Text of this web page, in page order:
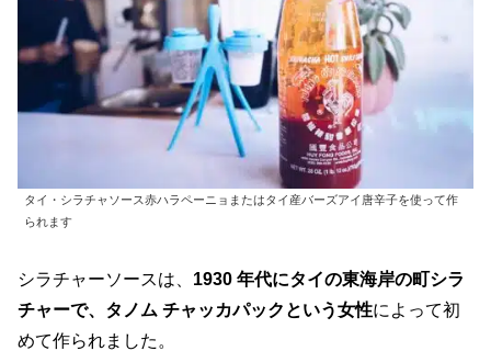
タイ・シラチャソース赤ハラペーニョまたはタイ産バーズアイ唐辛子を使って作
られます
シラチャーソースは、 1930 年代にタイの東海岸の町シラ
チャーで、タノム チャッカパックという女性によって初
めて作られました。